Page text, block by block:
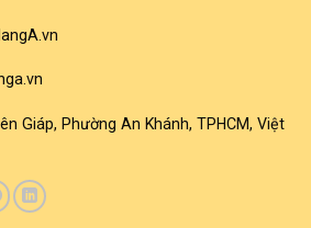
được
Giáp, Phường An Khánh, TPHCM, Việt